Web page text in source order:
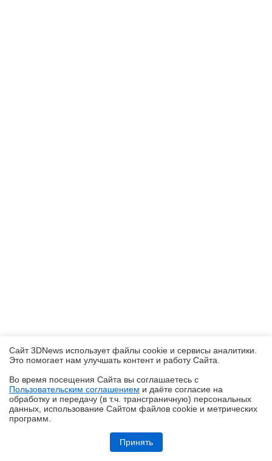
realme P4, realme P4x и realme P4 Lite: заход в ту же реку, но с
Сайт 3DNews использует файлы cookie и сервисы аналитики.
Это помогает нам улучшать контент и работу Cайта.
Во время посещения Cайта вы соглашаетесь с
Пользовательским соглашением и даёте согласие на
обработку и передачу (в т.ч. трансграничную) персональных
данных, использование Cайтом файлов cookie и метрических
программ.
Принять